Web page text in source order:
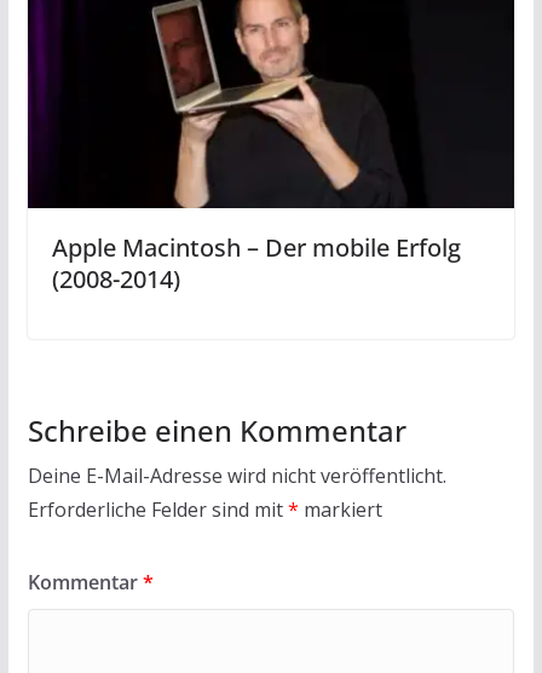
Apple Macintosh – Der mobile Erfolg
(2008-2014)
Schreibe einen Kommentar
Deine E-Mail-Adresse wird nicht veröffentlicht.
Erforderliche Felder sind mit* markiert
Kommentar*